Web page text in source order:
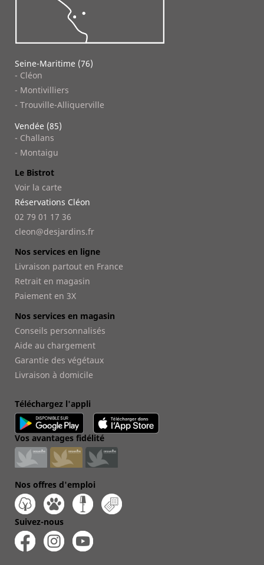
Seine-Maritime (76)
- Cléon
- Montivilliers
- Trouville-Alliquerville
Vendée (85)
- Challans
- Montaigu
Le Bistrot
Voir la carte
Réservations Cléon
02 79 01 17 36
cleon@desjardins.fr
Nos services en ligne
Livraison partout en France
Retrait en magasin
Paiement en 3X
Nos services en magasin
Conseils personnalisés
Aide au chargement
Garantie des végétaux
Livraison à domicile
Téléchargez l'appli
Vos avantages fidélité
Nos offres d'emploi
Suivez-nous